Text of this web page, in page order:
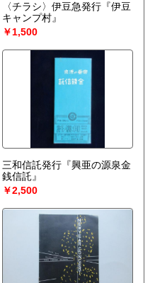
〈チラシ〉伊豆急発行『伊豆
キャンプ村』
￥1,500
三和信託発行『興亜の源泉金
銭信託』
￥2,500